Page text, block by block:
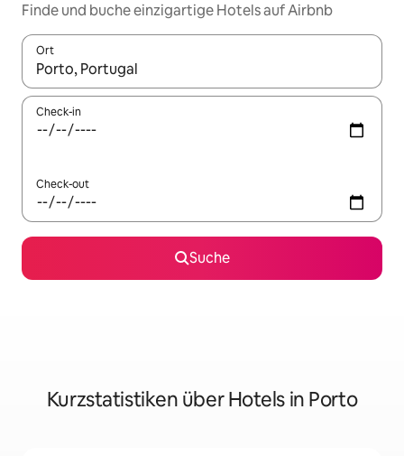
Finde und buche einzigartige Hotels auf Airbnb
Ort
Wenn Ergebnisse verfügbar sind, navigiere mit den
Check-in
Check-out
Suche
Kurzstatistiken über Hotels in Porto